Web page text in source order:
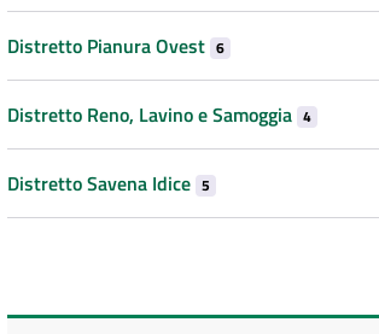
Distretto Pianura Ovest 6
Distretto Reno, Lavino e Samoggia 4
Distretto Savena Idice 5